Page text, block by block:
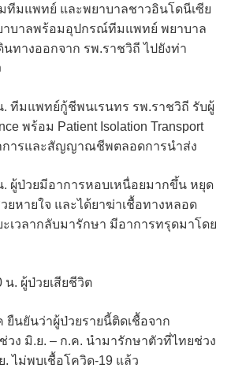
ทีมแพทย์ และพยาบาลชาวอินโดนีเซีย
าบาลพร้อมอุปกรณ์ทีมแพทย์ พยาบาล
นทางออกจาก รพ.ราชวิถี ไปยังท่า
. ทีมแพทย์กู้ชีพนเรนทร รพ.ราชวิถี รับผู้
พร้อม Patient Isolation Transport
การและสัญญาณชีพตลอดการนำส่ง
. ผู้ป่วยมีอาการหอบเหนื่อยมากขึ้น หยุด
ยหายใจ และได้ยาฆ่าเชื้อทางหลอด
ะเวลากลับมารักษา มีอาการทรุดมาโดย
น. ผู้ป่วยเสียชีวิต
นยันว่าผู้ป่วยรายนี้ติดเชื้อจาก
วง มิ.ย. – ก.ค. นำมารักษาตัวที่ไทยช่วง
. ไม่พบเชื้อโควิด-19 แล้ว